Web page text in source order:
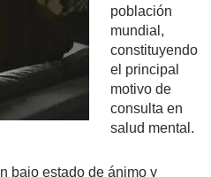
población
mundial,
constituyendo
el principal
motivo de
consulta en
salud mental.
bajo estado de ánimo y